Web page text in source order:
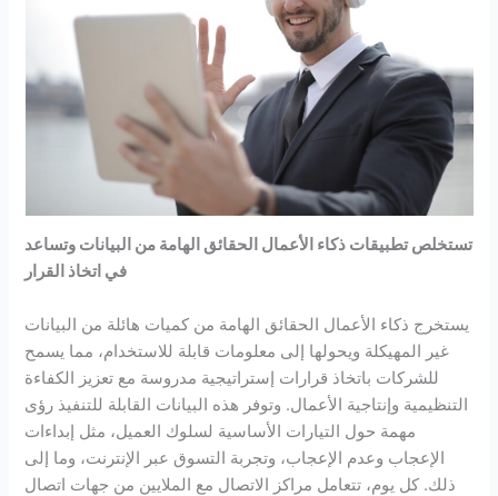
تستخلص تطبيقات ذكاء الأعمال الحقائق الهامة من البيانات وتساعد
في اتخاذ القرار
يستخرج ذكاء الأعمال الحقائق الهامة من كميات هائلة من البيانات
غير المهيكلة ويحولها إلى معلومات قابلة للاستخدام، مما يسمح
للشركات باتخاذ قرارات إستراتيجية مدروسة مع تعزيز الكفاءة
التنظيمية وإنتاجية الأعمال. وتوفر هذه البيانات القابلة للتنفيذ رؤى
مهمة حول التيارات الأساسية لسلوك العميل، مثل إبداءات
الإعجاب وعدم الإعجاب، وتجربة التسوق عبر الإنترنت، وما إلى
ذلك. كل يوم، تتعامل مراكز الاتصال مع الملايين من جهات اتصال